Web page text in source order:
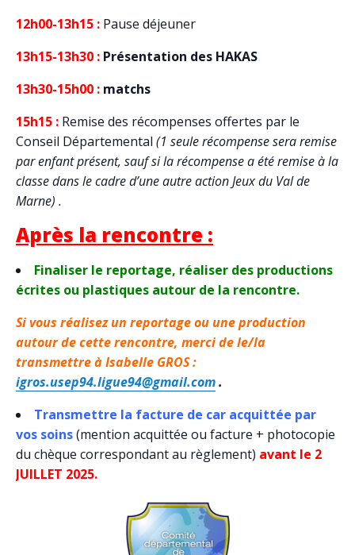
12h00-13h15 : Pause déjeuner
13h15-13h30 : Présentation des HAKAS
13h30-15h00 : matchs
15h15 : Remise des récompenses offertes par le
Conseil Départemental (1 seule récompense sera remise
par enfant présent, sauf si la récompense a été remise à la
classe dans le cadre d’une autre action Jeux du Val de
Marne) .
Après la rencontre :
Finaliser le reportage, réaliser des productions
écrites ou plastiques autour de la rencontre.
Si vous réalisez un reportage ou une production
autour de cette rencontre, merci de le/la
transmettre à Isabelle GROS :
igros.usep94.ligue94@gmail.com.
Transmettre la facture de car acquittée par
vos soins(mention acquittée ou facture + photocopie
du chèque correspondant au règlement) avant le 2
JUILLET 2025.